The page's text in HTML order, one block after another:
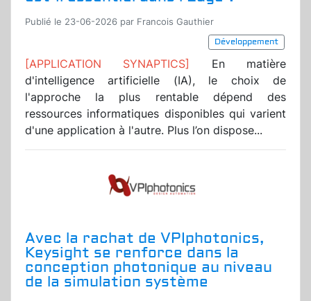
Publié le 23-06-2026 par Francois Gauthier
Développement
[APPLICATION SYNAPTICS] En matière
d'intelligence artificielle (IA), le choix de
l'approche la plus rentable dépend des
ressources informatiques disponibles qui varient
d'une application à l'autre. Plus l’on dispose...
Avec la rachat de VPIphotonics,
Keysight se renforce dans la
conception photonique au niveau
de la simulation système